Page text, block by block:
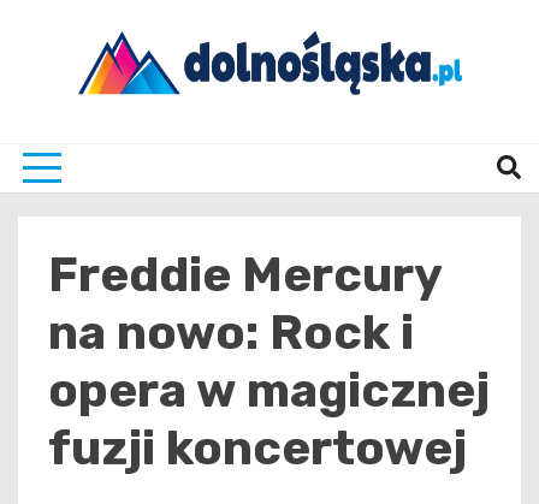
Freddie Mercury
na nowo: Rock i
opera w magicznej
fuzji koncertowej